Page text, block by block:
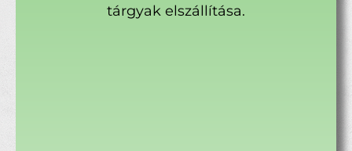
tárgyak elszállítása.